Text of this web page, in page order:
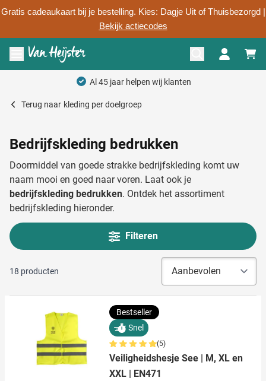
Gratis cadeaukaart bij je bestelling. Kies: Dagje Uit of Thuisbezorgd |
Bekijk actiecodes
Ga naar de inhoud
Menu openen
Persoonlijk advies
Terug naar kleding per doelgroep
Bedrijfskleding bedrukken
Doormiddel van goede strakke bedrijfskleding komt uw
naam mooi en goed naar voren. Laat ook je
bedrijfskleding bedrukken. Ontdek het assortiment
bedrijfskleding hieronder.
Filteren
18 producten
Bestseller
Snel
(5)
Veiligheidshesje See | M, XL en
XXL | EN471